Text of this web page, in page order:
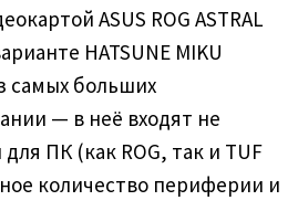
ASUS ROG ASTRAL
HATSUNE MIKU
самых больших
— в неё входят не
ПК (как ROG, так и TUF
количество периферии и